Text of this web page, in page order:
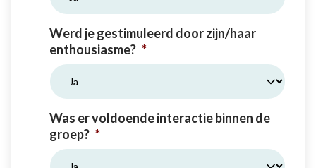
Werd je gestimuleerd door zijn/haar
enthousiasme? *
Was er voldoende interactie binnen de
groep? *